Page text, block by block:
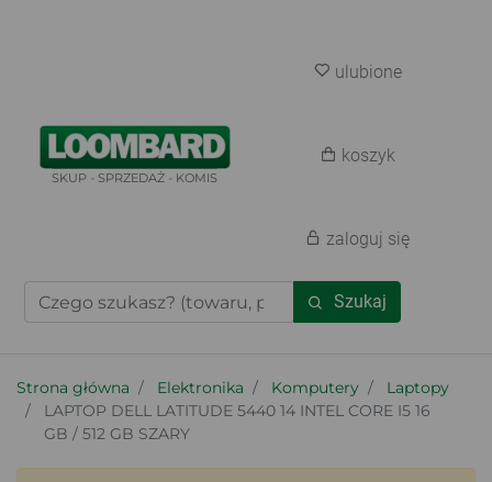
SKUP - SPRZEDAŻ - KOMIS
Szukaj
ulubione
koszyk
zaloguj się
Strona główna Elektronika Komputery
Laptopy
LAPTOP DELL LATITUDE 5440 14 INTEL CORE I5 16
GB / 512 GB SZARY